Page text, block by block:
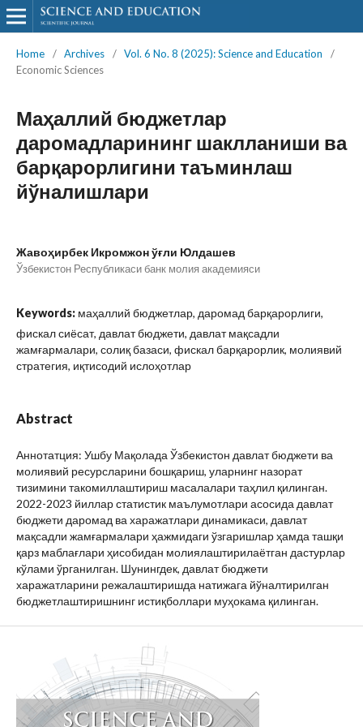
Home / Archives / Vol. 6 No. 8 (2025): Science and Education
/
Economic Sciences
Маҳаллий бюджетлар
даромадларининг шаклланиши ва
барқарорлигини таъминлаш
йўналишлари
Жавоҳирбек Икромжон ўғли Юлдашев
Ўзбекистон Республикаси банк молия академияси
Keywords: маҳаллий бюджетлар, даромад барқарорлиги,
фискал сиёсат, давлат бюджети, давлат мақсадли
жамғармалари, солиқ базаси, фискал барқарорлик, молиявий
стратегия, иқтисодий ислоҳотлар
Abstract
Аннотатция: Ушбу Мақолада Ўзбекистон давлат бюджети ва
молиявий ресурсларини бошқариш, уларнинг назорат
тизимини такомиллаштириш масалалари таҳлил қилинган.
2022-2023 йиллар статистик маълумотлари асосида давлат
бюджети даромад ва харажатлари динамикаси, давлат
мақсадли жамғармалари ҳажмидаги ўзгаришлар ҳамда ташқи
қарз маблағлари ҳисобидан молиялаштирилаётган дастурлар
кўлами ўрганилган. Шунингдек, давлат бюджети
харажатларини режалаштиришда натижага йўналтирилган
бюджетлаштиришнинг истиқболлари муҳокама қилинган.